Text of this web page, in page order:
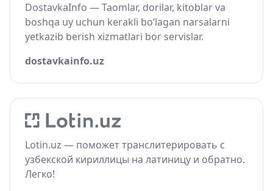
DostavkaInfo — Taomlar, dorilar, kitoblar va
boshqa uy uchun kerakli bo‘lagan narsalarni
yetkazib berish xizmatlari bor servislar.
dostavkainfo.uz
Lotin.uz — поможет транслитерировать с
узбекской кириллицы на латиницу и обратно.
Легко!